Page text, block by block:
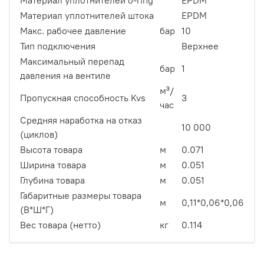
Материал уплотнителей штока
EPDM
Макс. рабочее давление
бар 10
Тип подключения
Верхнее
Максимальный перепад
давления на вентиле
бар 1
Пропускная способность Kvs
м³/
час
3
Средняя наработка на отказ
(циклов)
10 000
Высота товара
м
0.071
Ширина товара
м
0.051
Глубина товара
м
0.051
Габаритные размеры товара
(В*Ш*Г)
м
0,11*0,06*0,06
Вес товара (нетто)
кг 0.114